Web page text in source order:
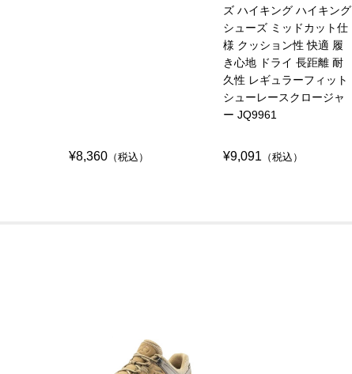
¥8,360 （税込）
ズ ハイキング ハイキング
シューズ ミッドカット仕
様 クッション性 快適 履
き心地 ドライ 長距離 耐
久性 レギュラーフィット
シューレースクロージャ
ー JQ9961
¥9,091 （税込）